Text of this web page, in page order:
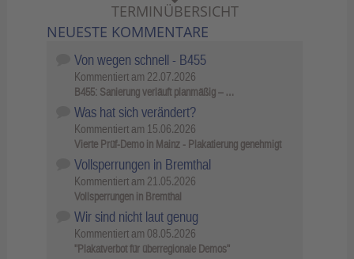
TERMINÜBERSICHT
NEUESTE KOMMENTARE
Von wegen schnell - B455
Kommentiert am 22.07.2026
B455: Sanierung verläuft planmäßig – …
Was hat sich verändert?
Kommentiert am 15.06.2026
Vierte Prüf-Demo in Mainz - Plakatierung genehmigt
Vollsperrungen in Bremthal
Kommentiert am 21.05.2026
Vollsperrungen in Bremthal
Wir sind nicht laut genug
Kommentiert am 08.05.2026
"Plakatverbot für überregionale Demos"